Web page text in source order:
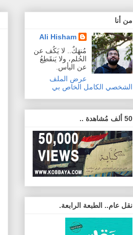
من أنا
Ali Hisham
مُنهَكٌ.. لا يَكُف عن
الحُلم، ولا يَنقَطِعُ
عن اليأس.
عرض الملف
الشخصي الكامل الخاص بي
50 ألف مُشاهدة ..
نقل عام.. الطبعة الرابعة.